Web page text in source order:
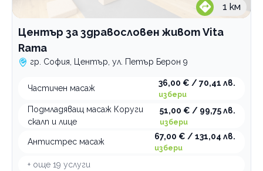
1 км
Център за здравословен живот Vita
Rama
гр. София, Център, ул. Петър Берон 9
Частичен масаж
36,00 € / 70,41 лв.
избери
Подмладяващ масаж Коруги
скалп и лице
51,00 € / 99,75 лв.
избери
Антистрес масаж
67,00 € / 131,04 лв.
избери
+ още 19 услуги